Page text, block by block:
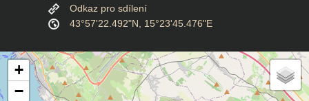
Odkaz pro sdílení
43°57'22.492"N, 15°23'45.476"E
+
−